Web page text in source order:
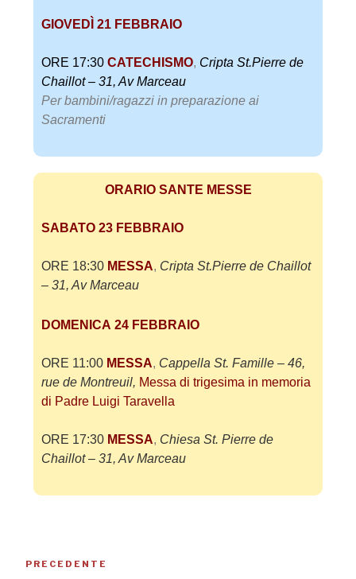
GIOVEDÌ 21 FEBBRAIO
ORE 17:30 CATECHISMO, Cripta St.Pierre de
Chaillot – 31, Av Marceau
Per bambini/ragazzi in preparazione ai
Sacramenti
ORARIO SANTE MESSE
SABATO 23 FEBBRAIO
ORE 18:30 MESSA, Cripta St.Pierre de Chaillot
– 31, Av Marceau
DOMENICA 24 FEBBRAIO
ORE 11:00 MESSA, Cappella St. Famille – 46,
rue de Montreuil, Messa di trigesima in memoria
di Padre Luigi Taravella
ORE 17:30 MESSA, Chiesa St. Pierre de
Chaillot – 31, Av Marceau
PRECEDENTE